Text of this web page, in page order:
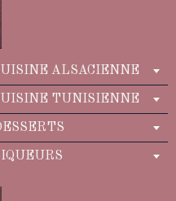
ALSACIENNE
TUNISIENNE